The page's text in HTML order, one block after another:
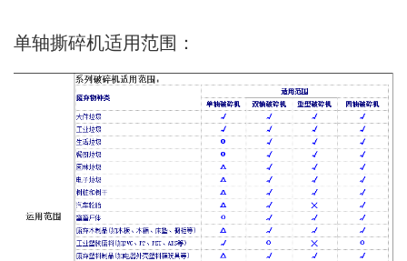
单轴撕碎机适用范围：